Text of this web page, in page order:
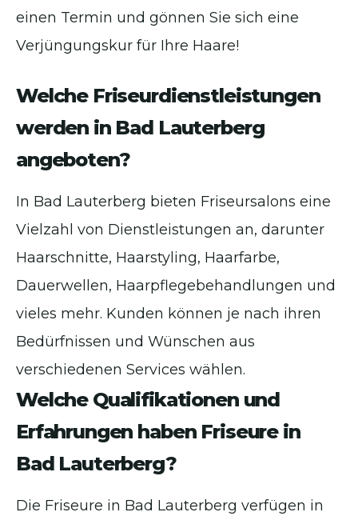
einen Termin und gönnen Sie sich eine
Verjüngungskur für Ihre Haare!
Welche Friseurdienstleistungen
werden in Bad Lauterberg
angeboten?
In Bad Lauterberg bieten Friseursalons eine
Vielzahl von Dienstleistungen an, darunter
Haarschnitte, Haarstyling, Haarfarbe,
Dauerwellen, Haarpflegebehandlungen und
vieles mehr. Kunden können je nach ihren
Bedürfnissen und Wünschen aus
verschiedenen Services wählen.
Welche Qualifikationen und
Erfahrungen haben Friseure in
Bad Lauterberg?
Die Friseure in Bad Lauterberg verfügen in